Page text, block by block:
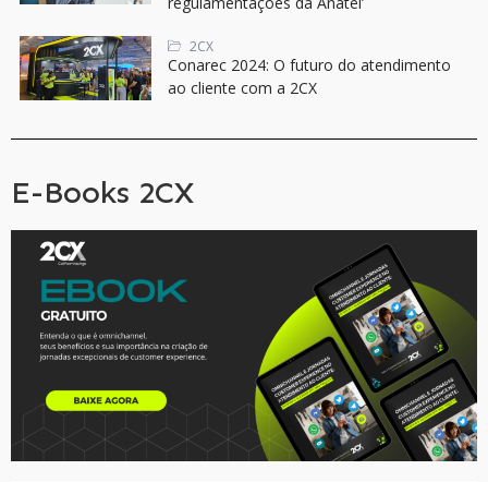
2CX
Conarec 2024: O futuro do atendimento
ao cliente com a 2CX
E-Books 2CX